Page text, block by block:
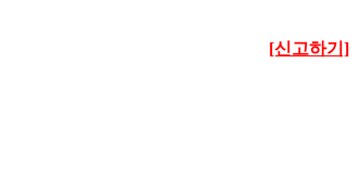
[신고하기]